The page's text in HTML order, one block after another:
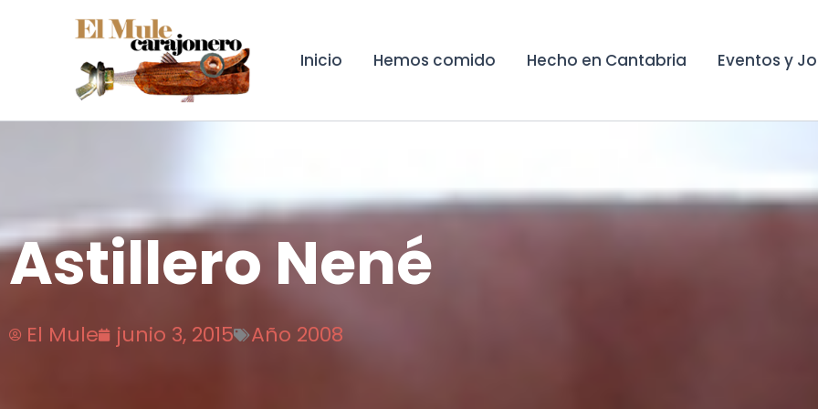
Inicio Hemos comido Hecho en Cantabria Eventos y
Astillero Nené
El Mule junio 3, 2015 Año 2008